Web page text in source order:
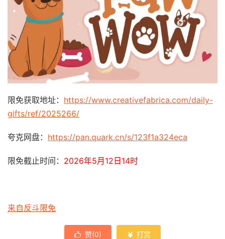
限免获取地址： https://www.creativefabrica.com/daily-
gifts/ref/2025266/
夸克网盘： https://pan.quark.cn/s/123f1a324eca
限免截止时间： 2026年5月12日14时
来自反斗限免
 赞(0)  打赏